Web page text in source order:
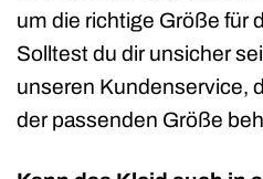
um die richtige Größe für
Solltest du dir unsicher
unseren Kundenservice,
der passenden Größe